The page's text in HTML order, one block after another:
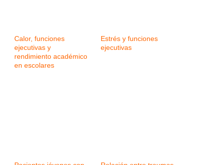
Calor, funciones
ejecutivas y
rendimiento académico
en escolares
Estrés y funciones
ejecutivas